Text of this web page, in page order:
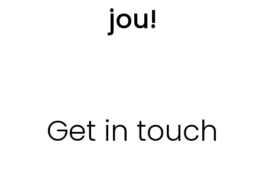
jou!
Get in touch